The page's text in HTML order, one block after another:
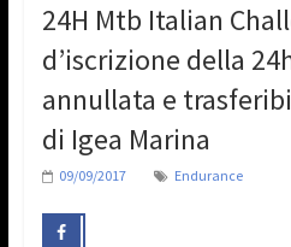
24H Mtb Italian
d’iscrizione della
annullata e
di Igea Marina
09/09/2017 Endurance